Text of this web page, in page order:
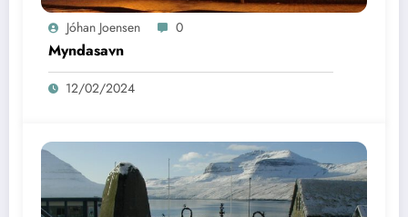
Jóhan Joensen 0
Myndasavn
12/02/2024